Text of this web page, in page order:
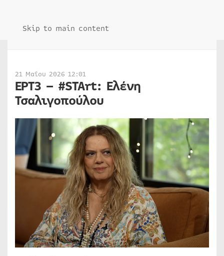
Skip to main content
21 Μαΐου 2026 12:01
ΕΡΤ3 – #STArt: Ελένη
Τσαλιγοπούλου